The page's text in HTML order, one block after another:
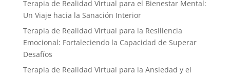
Terapia de Realidad Virtual para el Bienestar Mental:
Un Viaje hacia la Sanación Interior
Terapia de Realidad Virtual para la Resiliencia
Emocional: Fortaleciendo la Capacidad de Superar
Desafíos
Terapia de Realidad Virtual para la Ansiedad y el